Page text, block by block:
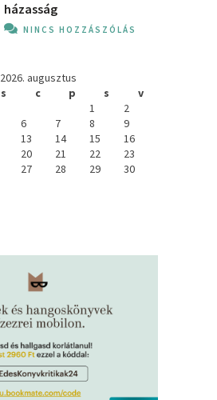
házasság
NINCS HOZZÁSZÓLÁS
2026. augusztus
s c p s
v
1
2
6 7 8
9
13 14 15
16
20 21 22
23
27 28 29
30